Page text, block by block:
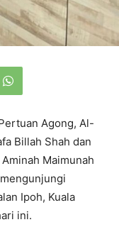
Agong, Al-
Billah Shah dan
Maimunah
Ipoh, Kuala
ini.